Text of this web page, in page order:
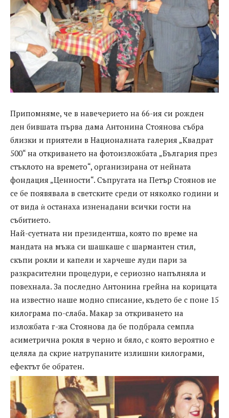
Припомняме, че в навечерието на 66-ия си рожден
ден бившата първа дама Антонина Стоянова събра
близки и приятели в Националната галерия „Квадрат
500“ на откриването на фотоизложбата „България през
стъклото на времето“, организирана от нейната
фондация „Ценности“. Съпругата на Петър Стоянов не
се бе появявала в светските среди от няколко години и
от вида ѝ останаха изненадани всички гости на
събитието.
Най-суетната ни президентша, която по време на
мандата на мъжа си шашкаше с шармантен стил,
скъпи рокли и капели и харчеше луди пари за
разкрасителни процедури, е сериозно напълняла и
повехнала. За последно Антонина грейна на корицата
на известно наше модно списание, където бе с поне 15
килограма по-слаба. Макар за откриването на
изложбата г-жа Стоянова да бе подбрала семпла
асиметрична рокля в черно и бяло, с която вероятно е
целяла да скрие натрупаните излишни килограми,
ефектът бе обратен.